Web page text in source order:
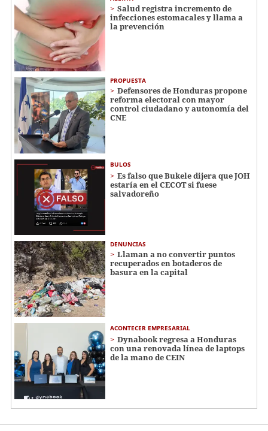
Salud registra incremento de
infecciones estomacales y llama a
la prevención
PROPUESTA
Defensores de Honduras propone
reforma electoral con mayor
control ciudadano y autonomía del
CNE
BULOS
Es falso que Bukele dijera que JOH
estaría en el CECOT si fuese
salvadoreño
DENUNCIAS
Llaman a no convertir puntos
recuperados en botaderos de
basura en la capital
ACONTECER EMPRESARIAL
Dynabook regresa a Honduras
con una renovada línea de laptops
de la mano de CEIN